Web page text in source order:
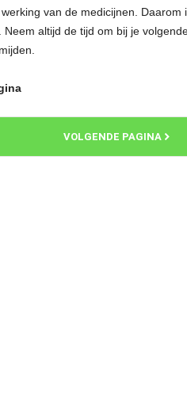
van de medicijnen. Daarom
altijd de tijd om bij je
VOLGENDE PAGINA